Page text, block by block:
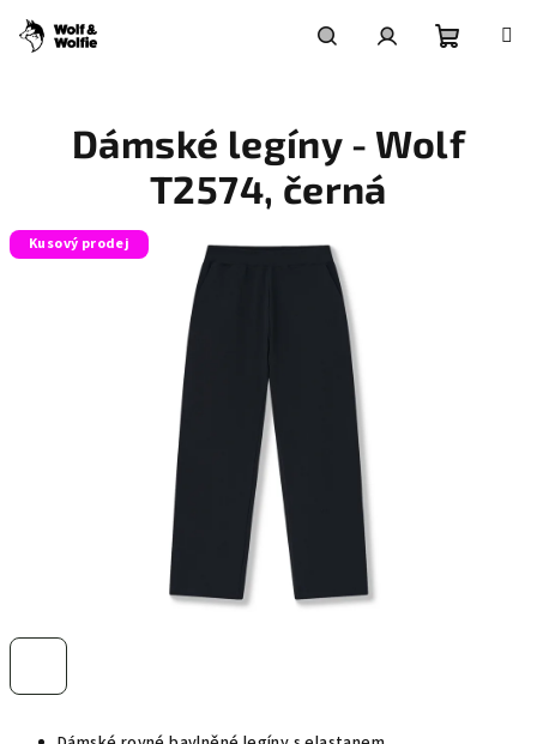
obsah
košík
Dámské legíny - Wolf
T2574, černá
Kusový prodej